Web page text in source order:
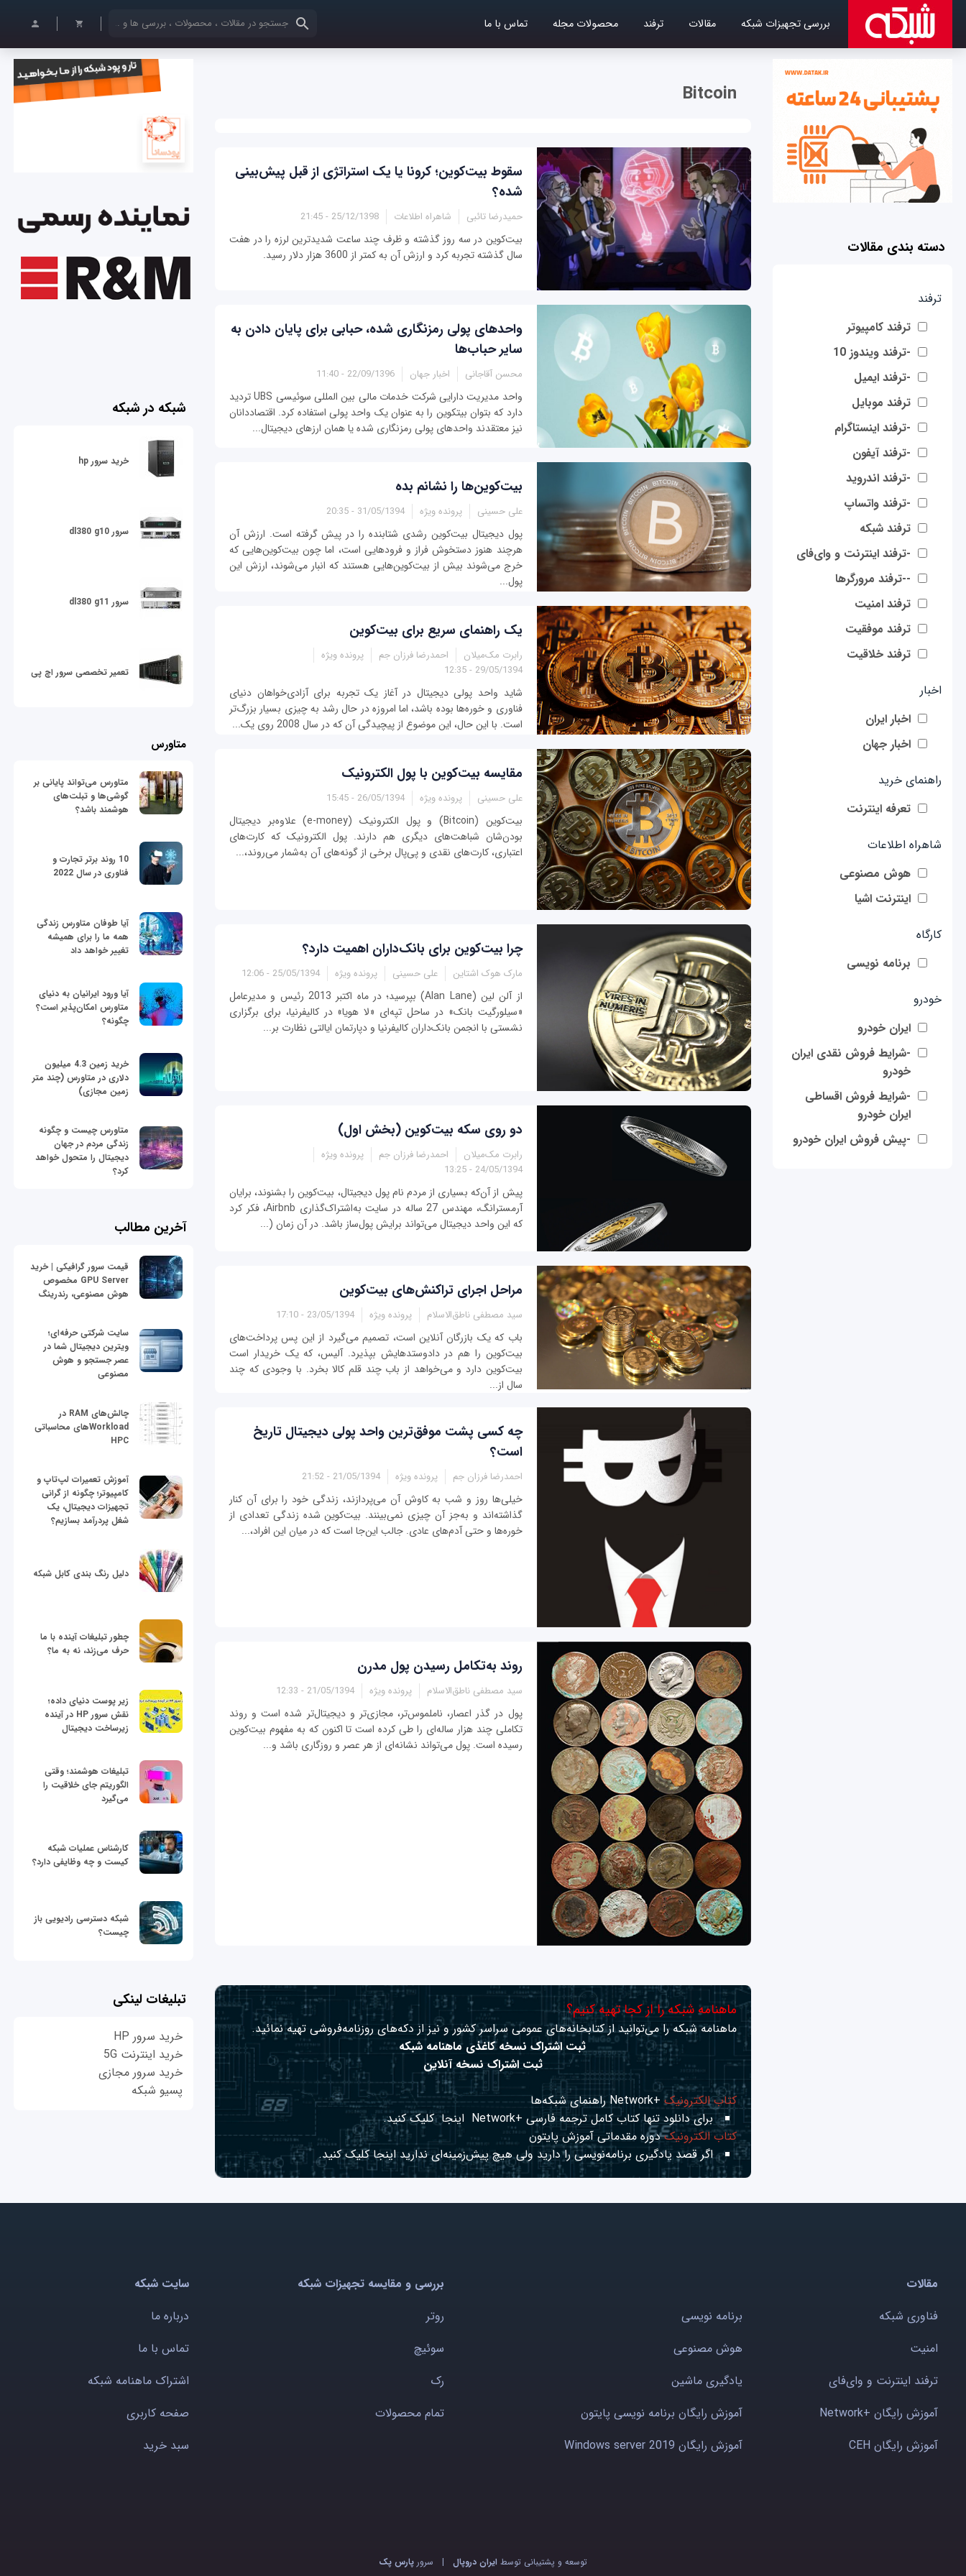
بررسی تجهیزات شبکه مقالات ترفند محصولات مجله تماس با ما کلمات کلیدی خود را وارد کنید
دسته بندی مقالات
ترفند
ترفند کامپیوتر
-ترفند ویندوز 10
-ترفند ایمیل
ترفند موبایل
-ترفند اینستاگرام
-ترفند آیفون
-ترفند اندروید
-ترفند واتساپ
ترفند شبکه
-ترفند اینترنت و وای‌فای
--ترفند مرورگرها
ترفند امنیت
ترفند موفقیت
ترفند خلاقیت
اخبار
اخبار ایران
اخبار جهان
راهنمای خرید
تعرفه اینترنت
شاهراه اطلاعات
هوش مصنوعی
اینترنت اشیا
کارگاه
برنامه نویسی
خودرو
ایران خودرو
-شرایط فروش نقدی ایران
خودرو
-شرایط فروش اقساطی
ایران خودرو
-پیش فروش ایران خودرو
Bitcoin
سقوط بیت‌کوین؛ کرونا یا یک استراتژی از قبل پیش‌بینی
شده؟
حمیدرضا تائبی شاهراه اطلاعات 25/12/1398 - 21:45
بیت‌کوین در سه روز گذشته و ظرف چند ساعت شدیدترین لرزه را در هفت
سال گذشته تجربه کرد و ارزش آن به کمتر از 3600 هزار دلار رسید.
واحدهای پولی رمزنگاری شده، حبابی برای پایان دادن به
سایر حباب‌ها
محسن آقاجانی اخبار جهان 22/09/1396 - 11:40
واحد مدیریت دارایی شرکت خدمات مالی بین المللی سوئیسی UBS تردید
دارد که بتوان بیت‎کوین را به عنوان یک واحد پولی استفاده کرد. اقتصاددانان
نیز معتقدند واحدهای پولی رمزنگاری شده یا همان ارزهای دیجیتال...
بيت‌کوين‌ها را نشانم بده
علی حسینی پرونده ویژه 31/05/1394 - 20:35
پول ديجيتال بيت‌کوين رشدی شتابنده را در پيش گرفته‌ است. ارزش آن
هرچند هنوز دستخوش فراز و فرودهایی است، اما چون بيت‌کوين‌هایی که
خرج می‌شوند بيش از بيت‌کوين‌هایی هستند که انبار می‌شوند، ارزش اين
پول...
یک راهنمای سریع برای بیت‌کوین
رابرت مک‌میلان احمدرضا فرزان جم
پرونده ویژه
29/05/1394 - 12:35
شاید واحد پولی دیجیتال در آغاز یک تجربه برای آزادی‌خواهان دنیای
فناوری و خوره‌ها بوده باشد، اما امروزه در حال رشد به چیزی بسیار بزرگ‌تر
است. با این حال، این موضوع از پیچیدگی آن که در سال 2008 روی یک...
مقايسه بيت‌کوين با پول الکترونيک
علی حسینی پرونده ویژه 26/05/1394 - 15:45
بيت‌کوين (Bitcoin) و پول الکترونيک (e-money) علاوه‌بر ديجيتال
بودن‌شان شباهت‌های ديگری هم دارند. پول الکترونيک که کارت‌های
اعتباری، کارت‌های نقدی و پی‌پال برخی از گونه‌های آن به‌شمار می‌روند،...
چرا بيت‌کوين برای بانک‌داران اهميت دارد؟
مارک هوک اشتاین علی حسينی پرونده ویژه 25/05/1394 - 12:06
از آلن لين (Alan Lane) بپرسيد؛ در ماه اکتبر 2013 رئيس و مديرعامل
«سيلورگيت‌ بانک» در ساحل تپه‌ای «لا هويا» در کاليفرنيا، برای برگزاری
نشستی با انجمن بانک‌داران کاليفرنيا و دپارتمان ايالتی نظارت بر...
دو روی سکه بیت‌کوین (بخش اول)
رابرت مک‌میلان احمدرضا فرزان جم
پرونده ویژه
24/05/1394 - 13:25
پیش از آن‌که بسیاری از مردم نام پول دیجیتال، بیت‌کوین را بشنوند، برایان
آرمسترانگ، مهندس 27 ساله در سایت به‌اشتراک‌گذاری Airbnb، فکر کرد
که این واحد دیجیتال می‌تواند برایش پول‌ساز باشد. در آن زمان (...
مراحل اجرای تراکنش‌های بیت‌کوین
سید مصطفی ناطق‌الاسلام پرونده ویژه 23/05/1394 - 17:10
باب که يک بازرگان آنلاين است، تصميم می‌گيرد از اين پس پرداخت‌های
بيت‌کوين را هم در دادوستدهایش بپذيرد. آليس، که يک خريدار است
بيت‌کوين دارد و می‌خواهد از باب چند قلم کالا بخرد. با وجودی که چند
سال از...
چه کسی پشت موفق‌ترین واحد پولی دیجیتال تاریخ
است؟
احمدرضا فرزان جم پرونده ویژه 21/05/1394 - 21:52
خیلی‌ها روز و شب به کاوش آن می‌پردازند، زندگی خود را برای آن کنار
گذاشته‌اند و به‌جز آن چیزی نمی‌بینند. بیت‌کوین شده زندگی تعدادی از
خوره‌ها و حتی آدم‌های عادی. جالب این‌جا است که در میان این افراد،...
روند به‌تکامل رسيدن پول مدرن
سید مصطفی ناطق‌الاسلام پرونده ویژه 21/05/1394 - 12:33
پول در گذر اعصار، ناملموس‌تر، مجازی‌تر و ديجيتال‌تر شده‌ است و روند
تکاملی چند هزار ساله‌ای را طی کرده است تا اکنون که به مفهوم بیت‌کوین
رسیده است. پول می‌تواند نشانه‌ای از هر عصر و روزگاری باشد و...
ماهنامه شبکه را از کجا تهیه کنیم؟
ماهنامه شبکه را می‌توانید از کتابخانه‌های عمومی سراسر کشور و نیز از دکه‌های روزنامه‌فروشی تهیه نمائید.
ثبت اشتراک نسخه کاغذی ماهنامه شبکه
ثبت اشتراک نسخه آنلاین
کتاب الکترونیک +Network راهنمای شبکه‌ها
برای دانلود تنها کتاب کامل ترجمه فارسی +Network
اینجا کلیک کنید.
کتاب الکترونیکدوره مقدماتی آموزش پایتون
اگر قصد یادگیری برنامه‌نویسی را دارید ولی هیچ پیش‌زمینه‌ای نداریداینجا کلیک کنید.
شبکه در شبکه
خرید سرور hp
سرور dl380 g10
سرور dl380 g11
تعمیر تخصصی سرور اچ پی
متاورس
متاورس می‌تواند پایانی بر
گوشی‌ها و تبلت‌های
هوشمند باشد؟
10 روند برتر تجارت و
فناوری در سال 2022
آیا طوفان متاورس زندگی
همه ما را برای همیشه
تغییر خواهد داد
آیا ورود ایرانیان به دنیای
متاورس امکان‌پذیر است؟
چگونه؟
خرید زمین 4.3 میلیون
دلاری در متاورس (چند متر
زمین مجازی)
متاورس چیست و چگونه
زندگی مردم در جهان
دیجیتال را متحول خواهد
کرد؟
آخرین مطالب
قیمت سرور گرافیکی | خرید
GPU Server مخصوص
هوش مصنوعی، رندرینگ
سایت شرکتی حرفه‌ای؛
ویترین دیجیتال شما در
عصر جستجو و هوش
مصنوعی
چالش‌های RAM در
Workloadهای محاسباتی
HPC
آموزش تعمیرات لپ‌تاپ و
کامپیوتر؛ چگونه از گرانی
تجهیزات دیجیتال، یک
شغل پردرآمد بسازیم؟
دلیل رنگ بندی کابل شبکه
چطور تبلیغات آینده با ما
حرف می‌زند، نه به ما؟
زیر پوست دنیای داده؛
نقش سرور HP در آینده
زیرساخت دیجیتال
تبلیغات هوشمند؛ وقتی
الگوریتم جای خلاقیت را
می‌گیرد
کارشناس عملیات شبکه
کیست و چه وظایفی دارد؟
شبکه دسترسی رادیویی باز
چیست؟
تبلیغات لینکی
خرید سرور HP
خرید اینترنت 5G
خرید سرور مجازی
پسیو شبکه
مقالات
فناوری شبکه
برنامه نویسی
امنیت
هوش مصنوعی
ترفند اینترنت و وای‌فای
یادگیری ماشین
آموزش رایگان +Network
آموزش رایگان برنامه نویسی پایتون
آموزش رایگان CEH
آموزش رایگان Windows server 2019
بررسی و مقایسه تجهیزات شبکه
روتر
سوئیچ
رک
تمام محصولات
سایت شبکه
درباره ما
تماس با ما
اشتراک ماهنامه شبکه
صفحه کاربری
سبد خرید
توسعه و پشتیبانی توسط ایران دروپال | سرور پارس پک